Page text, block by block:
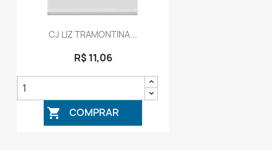
CJ LIZ TRAMONTINA...
R$ 11,06
 COMPRAR